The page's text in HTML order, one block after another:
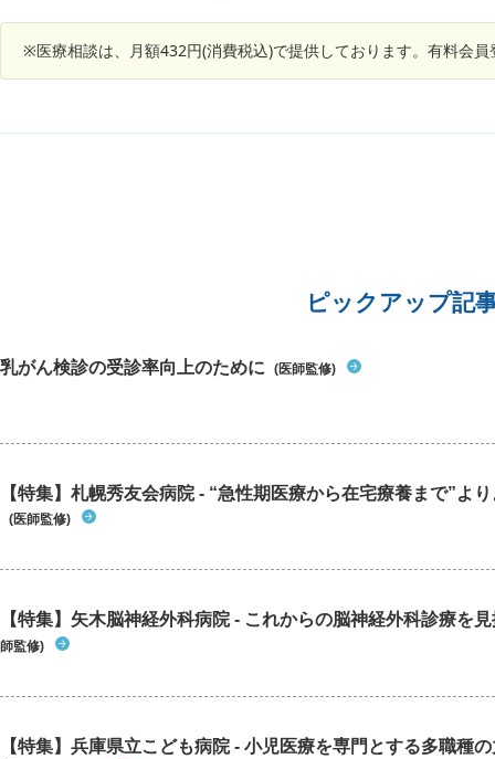
※医療相談は、月額432円(消費税込)で提供しております。有料会
ピックアップ記
乳がん検診の受診率向上のために (医師監修)
【特集】札幌秀友会病院 - “急性期医療から在宅療養まで”よ
(医師監修)
【特集】矢木脳神経外科病院 - これからの脳神経外科診療を
師監修)
【特集】兵庫県立こども病院 - 小児医療を専門とする多職種